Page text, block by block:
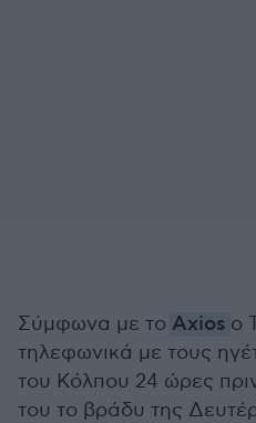
Σύμφωνα με το Axios ο
τηλεφωνικά με τους
του Κόλπου 24 ώρες
του το βράδυ της